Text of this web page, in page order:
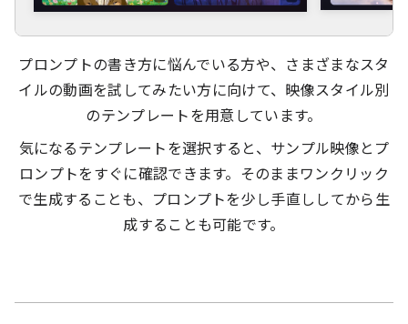
プロンプトの書き方に悩んでいる方や、さまざまなスタ
イルの動画を試してみたい方に向けて、映像スタイル別
のテンプレートを用意しています。
気になるテンプレートを選択すると、サンプル映像とプ
ロンプトをすぐに確認できます。そのままワンクリック
で生成することも、プロンプトを少し手直ししてから生
成することも可能です。